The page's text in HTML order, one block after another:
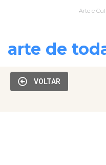
Arte e
arte de
VOLTAR